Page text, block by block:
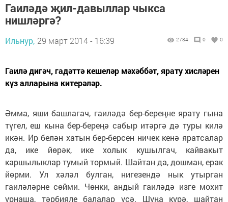
Гаиләдә җил-давыллар чыкса
нишләргә?
Ильнур, 29 март 2014 - 16:39 2784 0 0
Гаилә дигәч, гадәттә кешеләр мәхәббәт, ярату хисләрен
күз алларына китерәләр.
Әмма, яши башлагач, гаиләдә бер-береңне ярату гына
түгел, еш кына бер-береңә сабыр итәргә дә туры килә
икән. Ир белән хатын бер-берсен ничек кенә яратсалар
да, ике йөрәк, ике холык кушылгач, кайвакыт
каршылыклар тумый тормый. Шайтан да, дошман, ерак
йөрми. Ул хәләл булган, нигезендә нык утырган
гаиләләрне сөйми. Чөнки, андый гаиләдә изге мохит
урнаша, тәрбияле балалар үсә. Шуңа күрә, шайтан